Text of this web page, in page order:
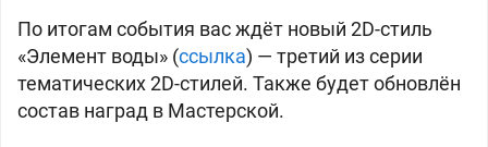
По итогам события вас ждёт новый 2D-стиль
«Элемент воды» (ссылка) — третий из серии
тематических 2D-стилей. Также будет обновлён
состав наград в Мастерской.